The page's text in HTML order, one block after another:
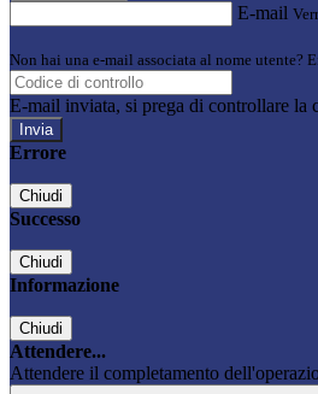
E-mail
Non hai una e-mail associata al nome utente?
E-mail inviata, si prega di controllare la
Errore
Chiudi
Successo
Chiudi
Informazione
Chiudi
Attendere...
Attendere il completamento